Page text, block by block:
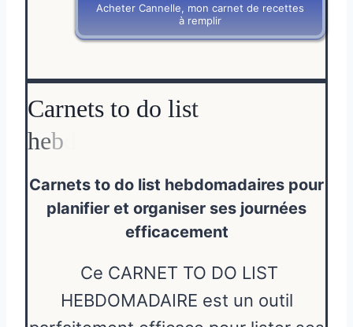
Acheter Cannelle, mon carnet de recettes
à remplir
Carnets to do list hebdomadaires pour
planifier et organiser ses journées
efficacement
Ce CARNET TO DO LIST
HEBDOMADAIRE est un outil